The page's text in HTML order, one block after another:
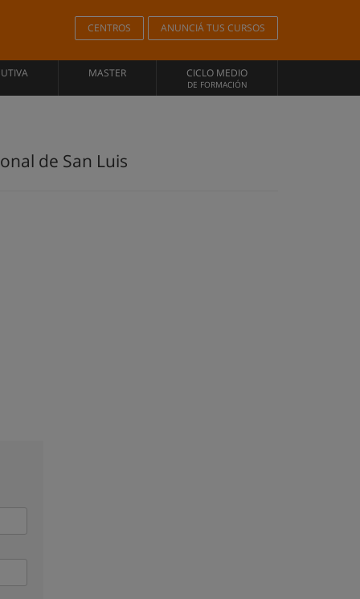
CENTROS ANUNCIÁ TUS CURSOS
MASTER CICLO MEDIO
DE FORMACIÓN
de San Luis